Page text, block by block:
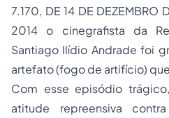
7.170, DE 14 DE
2014 o cinegrafista da
Santiago Ilídio Andrade foi
artefato (fogo de artifício)
Com esse episódio
atitude repreensiva